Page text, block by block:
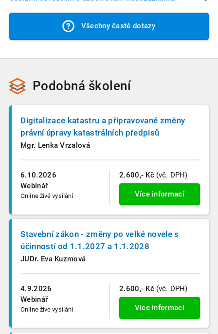
videozáznam je neoprávněně sdílen s více uživateli a přístup
k videu je automatizovaně zneplatněn. Vždy nás můžete
samozřejmě kontaktovat a situaci spolu prověříme.
Ano, u každého videozáznamu najdete ke stažení osvědčení
o jeho absolvování, které si můžete uložit do počítače nebo
vytisknout.
Všechny časté dotazy
Podobná školení
6.10.2026
Webinář
Online živé vysílání
Digitalizace katastru a připravované změny
právní úpravy katastrálních předpisů
Mgr. Lenka Vrzalová
2.600,- Kč (vč. DPH)
Více informací
4.9.2026
Webinář
Online živé vysílání
Stavební zákon - změny po velké novele s
účinností od 1.1.2027 a 1.1.2028
JUDr. Eva Kuzmová
2.600,- Kč (vč. DPH)
Více informací